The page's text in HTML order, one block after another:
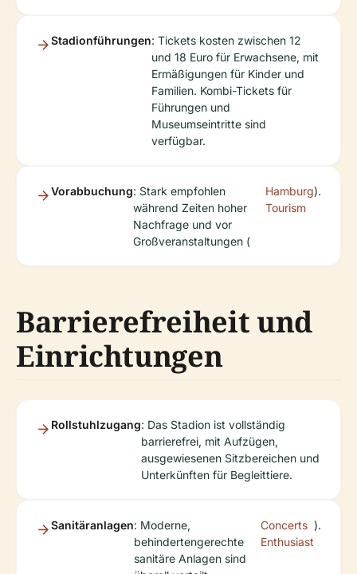
Stadionführungen: Tickets kosten zwischen 12
und 18 Euro für Erwachsene, mit
Ermäßigungen für Kinder und
Familien. Kombi-Tickets für
Führungen und
Museumseintritte sind
verfügbar.
Vorabbuchung: Stark empfohlen
während Zeiten hoher
Nachfrage und vor
Großveranstaltungen (
Hamburg
Tourism
).
Barrierefreiheit und
Einrichtungen
Rollstuhlzugang: Das Stadion ist vollständig
barrierefrei, mit Aufzügen,
ausgewiesenen Sitzbereichen und
Unterkünften für Begleittiere.
Sanitäranlagen: Moderne,
behindertengerechte
sanitäre Anlagen sind
Concerts
Enthusiast
).